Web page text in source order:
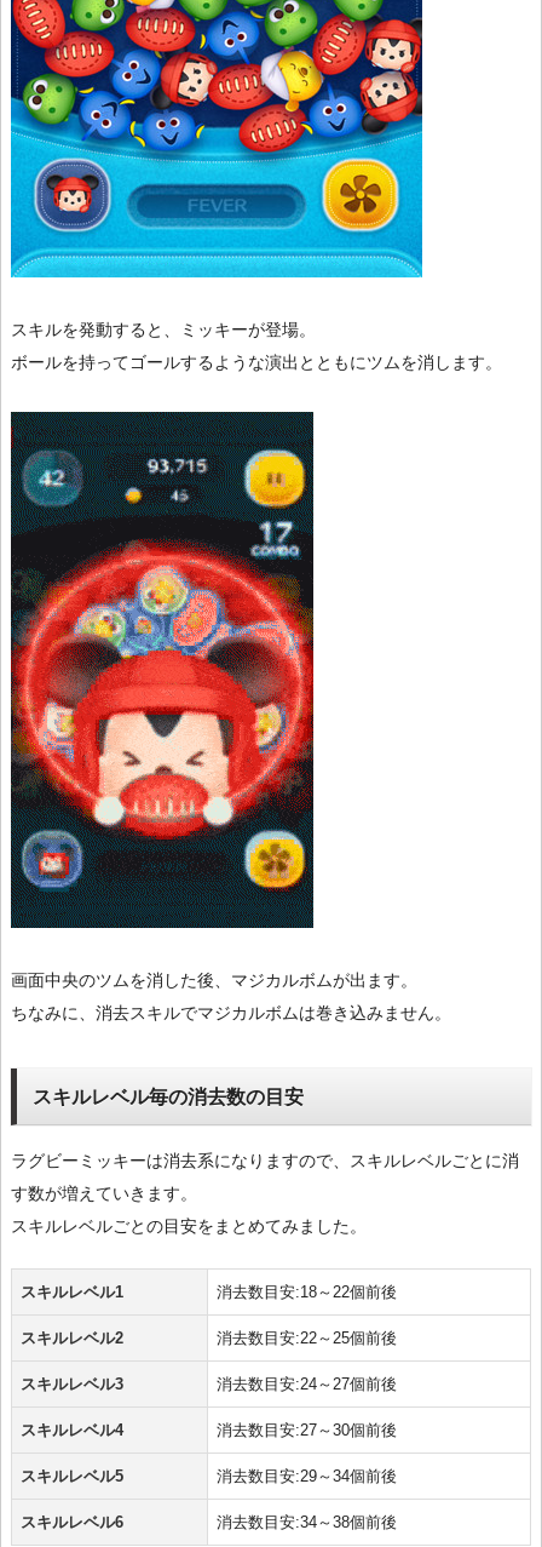
スキルを発動すると、ミッキーが登場。
ボールを持ってゴールするような演出とともにツムを消します。
画面中央のツムを消した後、マジカルボムが出ます。
ちなみに、消去スキルでマジカルボムは巻き込みません。
スキルレベル毎の消去数の目安
ラグビーミッキーは消去系になりますので、スキルレベルごとに消
す数が増えていきます。
スキルレベルごとの目安をまとめてみました。
スキルレベル1 消去数目安:18～22個前後
スキルレベル2 消去数目安:22～25個前後
スキルレベル3 消去数目安:24～27個前後
スキルレベル4 消去数目安:27～30個前後
スキルレベル5 消去数目安:29～34個前後
スキルレベル6 消去数目安:34～38個前後